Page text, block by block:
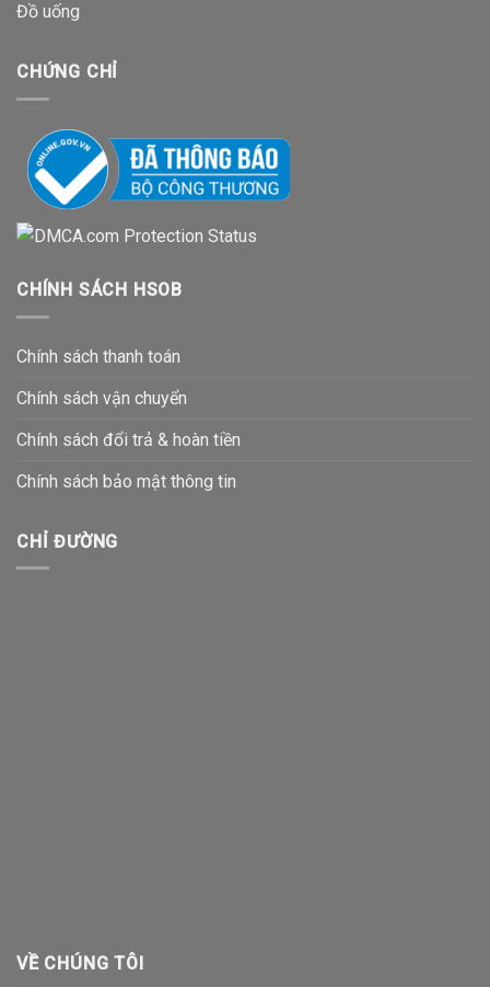
Đồ uống
CHỨNG CHỈ
CHÍNH SÁCH HSOB
Chính sách thanh toán
Chính sách vận chuyển
Chính sách đổi trả & hoàn tiền
Chính sách bảo mật thông tin
CHỈ ĐƯỜNG
VỀ CHÚNG TÔI